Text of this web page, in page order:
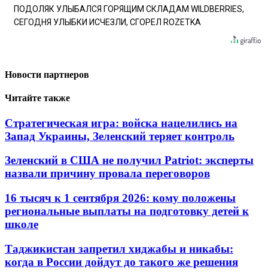
ПОДОЛЯК УЛЫБАЛСЯ ГОРЯЩИМ СКЛАДАМ WILDBERRIES,
СЕГОДНЯ УЛЫБКИ ИСЧЕЗЛИ, СГОРЕЛ ROZETKA
Новости партнеров
Читайте также
Стратегическая игра: войска нацелились на
Запад Украины, Зеленский теряет контроль
Зеленский в США не получил Patriot: эксперты
назвали причину провала переговоров
16 тысяч к 1 сентября 2026: кому положены
региональные выплаты на подготовку детей к
школе
Таджикистан запретил хиджабы и никабы:
когда в России дойдут до такого же решения